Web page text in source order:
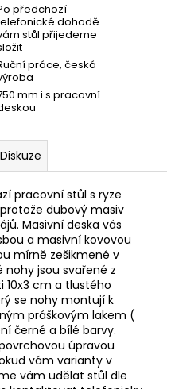
předchozí
dohodě
stůl přijedeme
práce, česká
mm i s pracovní
Diskuze
pracovní stůl s ryze
dubový masiv
Masivní deska vás
a masivní kovovou
mírně zešikmené v
jsou svařené z
10x3 cm a tlustého
se nohy montují k
práškovým lakem (
černé a bílé barvy.
úpravou
vám varianty v
vám udělat stůl dle